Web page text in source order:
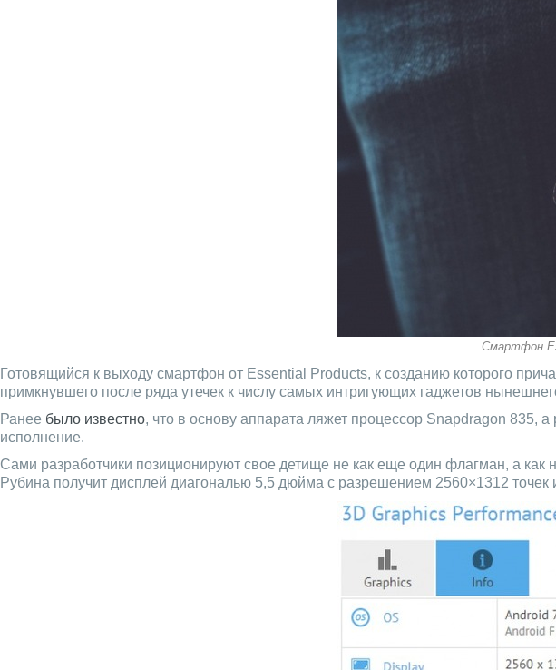
Смартфон
Готовящийся к выходу смартфон от Essential Products, к созданию которого
примкнувшего после ряда утечек к числу самых интригующих гаджетов
Ранее было известно, что в основу аппарата ляжет процессор Snapdragon 835,
исполнение.
Сами разработчики позиционируют свое детище не как еще один флагман, а
Рубина получит дисплей диагональю 5,5 дюйма с разрешением 2560×1312